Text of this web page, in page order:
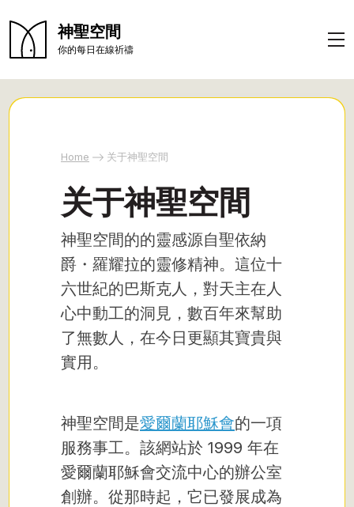
神聖空間
你的每日在線祈禱
Home 关于神聖空間
关于神聖空間
神聖空間的的靈感源自聖依納
爵・羅耀拉的靈修精神。這位十
六世紀的巴斯克人，對天主在人
心中動工的洞見，數百年來幫助
了無數人，在今日更顯其寶貴與
實用。
神聖空間是愛爾蘭耶穌會的一項
服務事工。該網站於 1999 年在
愛爾蘭耶穌會交流中心的辦公室
創辦。從那時起，它已發展成為